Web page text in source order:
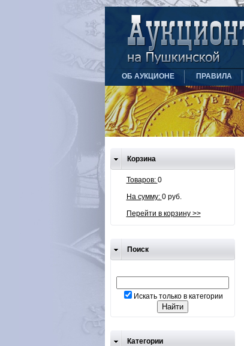
ОБ АУКЦИОНЕ ПРАВИЛА
Корзина
Товаров: 0
На сумму: 0 руб.
Перейти в корзину >>
Поиск
Искать только в категории
Категории